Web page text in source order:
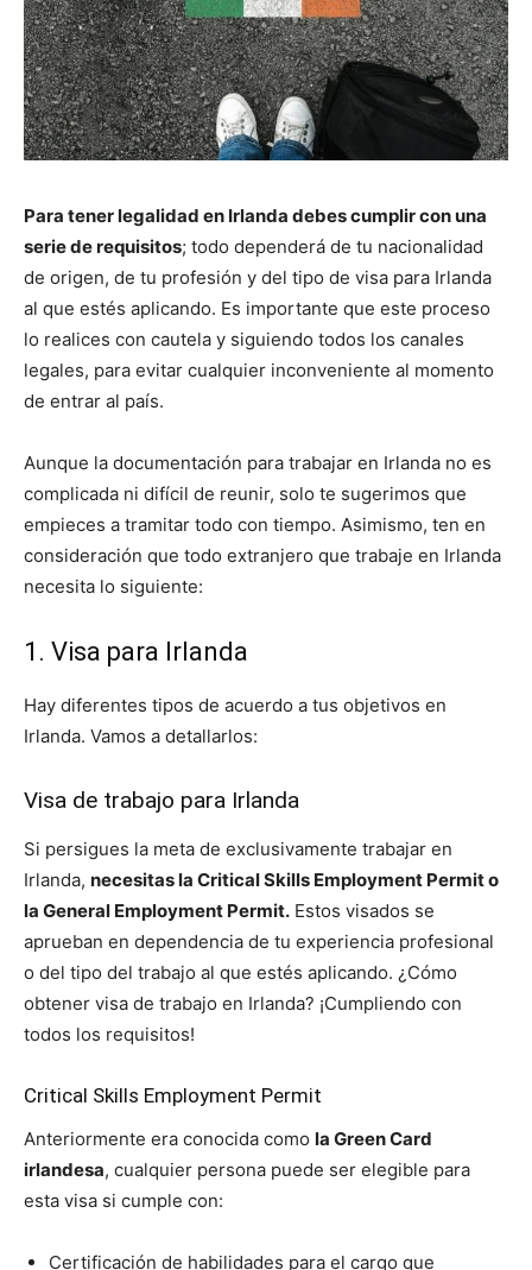
Para tener legalidad en Irlanda debes cumplir con una
serie de requisitos; todo dependerá de tu nacionalidad
de origen, de tu profesión y del tipo de visa para Irlanda
al que estés aplicando. Es importante que este proceso
lo realices con cautela y siguiendo todos los canales
legales, para evitar cualquier inconveniente al momento
de entrar al país.
Aunque la documentación para trabajar en Irlanda no es
complicada ni difícil de reunir, solo te sugerimos que
empieces a tramitar todo con tiempo. Asimismo, ten en
consideración que todo extranjero que trabaje en Irlanda
necesita lo siguiente:
1. Visa para Irlanda
Hay diferentes tipos de acuerdo a tus objetivos en
Irlanda. Vamos a detallarlos:
Visa de trabajo para Irlanda
Si persigues la meta de exclusivamente trabajar en
Irlanda, necesitas la Critical Skills Employment Permit o
la General Employment Permit. Estos visados se
aprueban en dependencia de tu experiencia profesional
o del tipo del trabajo al que estés aplicando. ¿Cómo
obtener visa de trabajo en Irlanda? ¡Cumpliendo con
todos los requisitos!
Critical Skills Employment Permit
Anteriormente era conocida como la Green Card
irlandesa, cualquier persona puede ser elegible para
esta visa si cumple con:
Certificación de habilidades para el cargo que